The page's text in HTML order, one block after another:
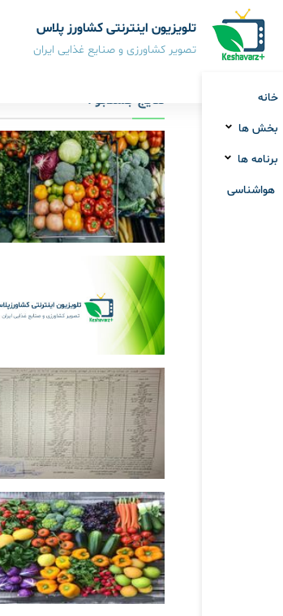
تلویزیون اینترنتی کشاورز پلاس
تصویر کشاورزی و صنایع غذایی ایران
خانه
بخش ها
برنامه ها
هواشناسی
نتایج جستجو :